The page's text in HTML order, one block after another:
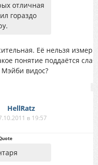
отличная
гораздо
Её нельзя
понятие поддаётся
Мэйби видос?
HellRatz
в 19:57